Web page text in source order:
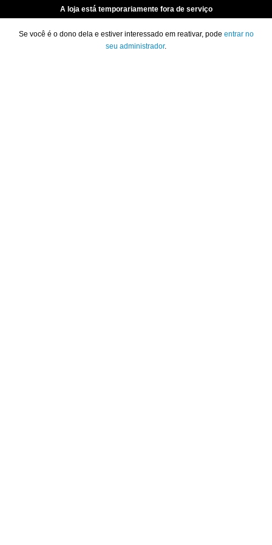
A loja está temporariamente fora de serviço
Se você é o dono dela e estiver interessado em reativar, pode entrar no
seu administrador.